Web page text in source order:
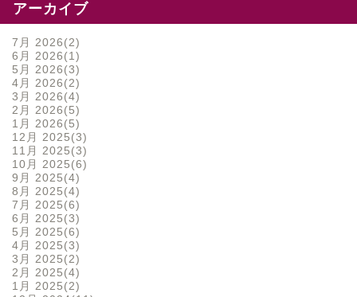
アーカイブ
7月 2026 2
6月 2026 1
5月 2026 3
4月 2026 2
3月 2026 4
2月 2026 5
1月 2026 5
12月 2025 3
11月 2025 3
10月 2025 6
9月 2025 4
8月 2025 4
7月 2025 6
6月 2025 3
5月 2025 6
4月 2025 3
3月 2025 2
2月 2025 4
1月 2025 2